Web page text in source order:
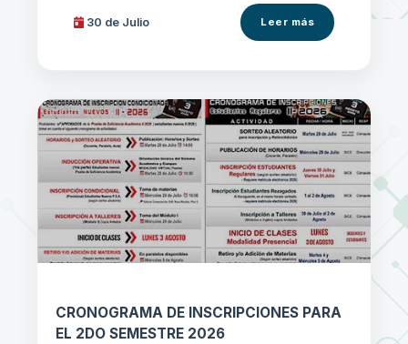
30 de Julio Leer más
CRONOGRAMA DE INSCRIPCIONES PARA
EL 2DO SEMESTRE 2026